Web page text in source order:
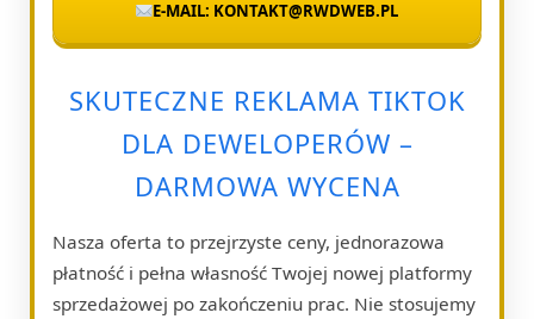
E-MAIL: KONTAKT@RWDWEB.PL
SKUTECZNE REKLAMA TIKTOK
DLA DEWELOPERÓW –
DARMOWA WYCENA
Nasza oferta to przejrzyste ceny, jednorazowa
płatność i pełna własność Twojej nowej platformy
sprzedażowej po zakończeniu prac. Nie stosujemy